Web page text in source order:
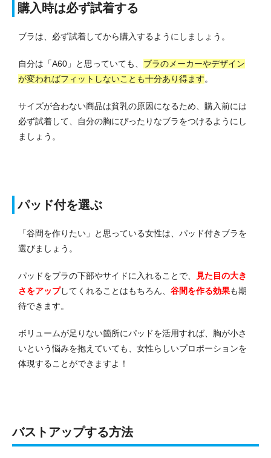
購入時は必ず試着する
ブラは、必ず試着してから購入するようにしましょう。
自分は「A60」と思っていても、 ブラのメーカーやデザイン
が変わればフィットしないことも十分あり得ます。
サイズが合わない商品は貧乳の原因になるため、購入前には
必ず試着して、自分の胸にぴったりなブラをつけるようにし
ましょう。
パッド付を選ぶ
「谷間を作りたい」と思っている女性は、パッド付きブラを
選びましょう。
パッドをブラの下部やサイドに入れることで、
見た目の大き
さをアップしてくれることはもちろん、 谷間を作る効果も期
待できます。
ボリュームが足りない箇所にパッドを活用すれば、胸が小さ
いという悩みを抱えていても、女性らしいプロポーションを
体現することができますよ！
バストアップする方法